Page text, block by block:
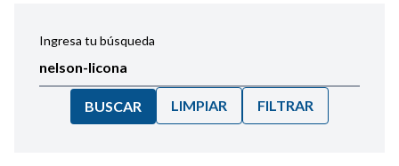
Ingresa tu búsqueda
BUSCAR LIMPIAR FILTRAR